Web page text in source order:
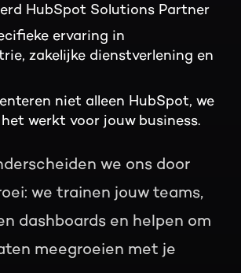
HubSpot Solutions Partner
ervaring in
zakelijke dienstverlening en
niet alleen HubSpot, we
werkt voor jouw business.
we ons door
we trainen jouw teams,
dashboards en helpen om
meegroeien met je